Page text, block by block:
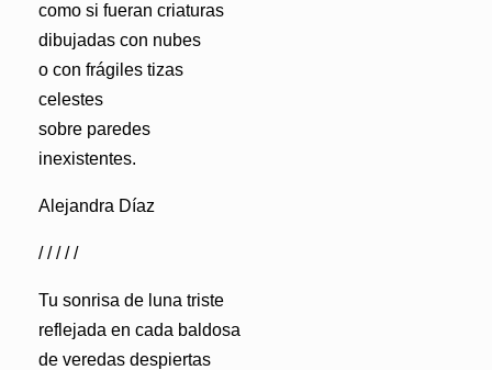
como si fueran criaturas
dibujadas con nubes
o con frágiles tizas
celestes
sobre paredes
inexistentes.
Alejandra Díaz
/ / / / /
Tu sonrisa de luna triste
reflejada en cada baldosa
de veredas despiertas